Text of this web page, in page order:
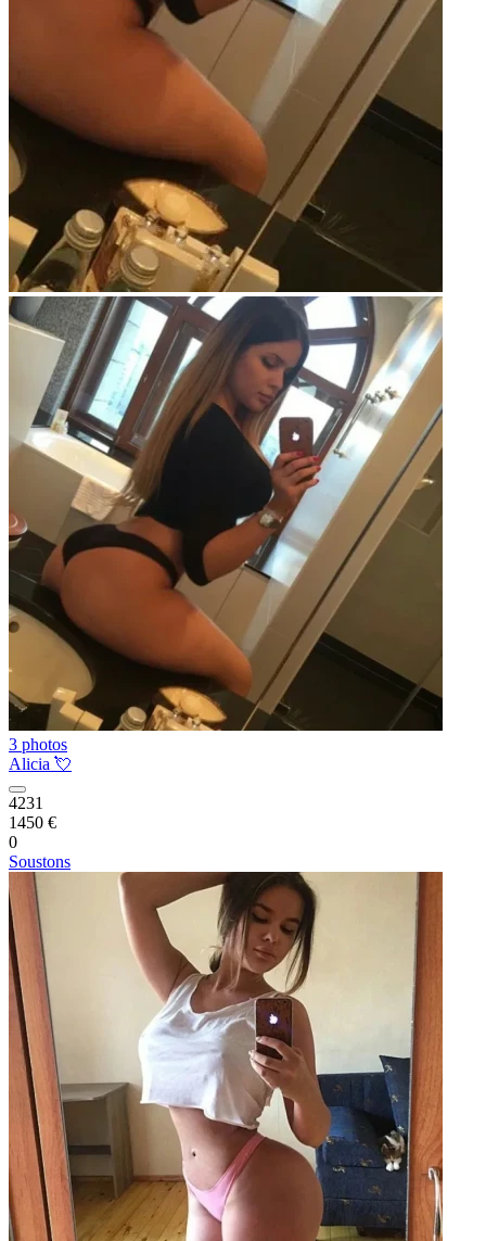
3 photos
Alicia 💘
4231
1450 €
0
Soustons